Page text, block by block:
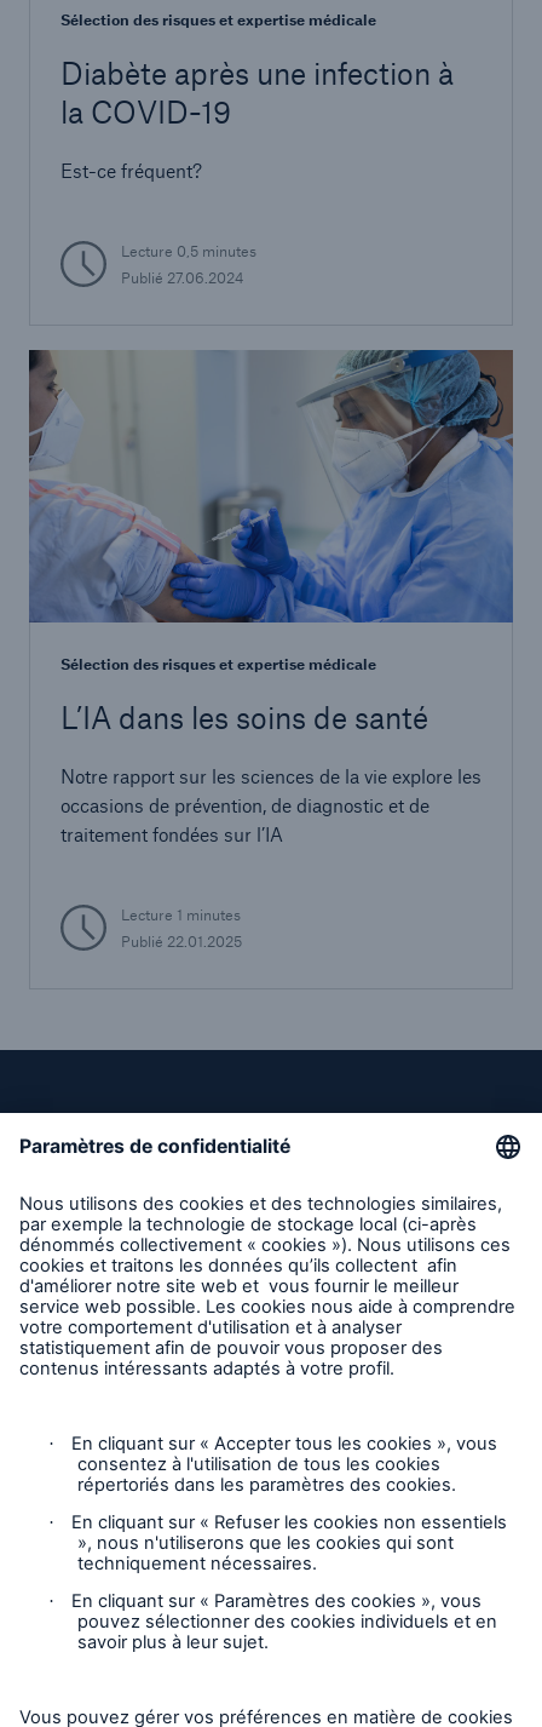
Sélection des risques et expertise médicale
Diabète après une infection à
la COVID-19
Est-ce fréquent?
Lecture 0,5 minutes
Publié 27.06.2024
Sélection des risques et expertise médicale
L’IA dans les soins de santé
Notre rapport sur les sciences de la vie explore les
occasions de prévention, de diagnostic et de
traitement fondées sur l’IA
Lecture 1 minutes
Publié 22.01.2025
Entreprise
Carrières
Contact
Suivez-nous